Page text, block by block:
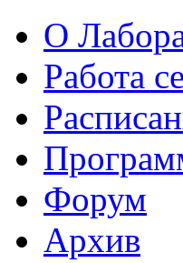
О
Работа
Форум
Архив